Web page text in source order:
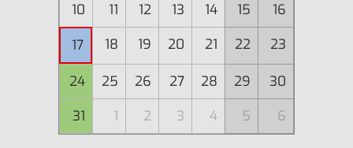
10
11 12 13 14 15
16
17
18 19 20 21 22 23
24 25 26 27 28 29
30
31
1 2 3 4 5 6